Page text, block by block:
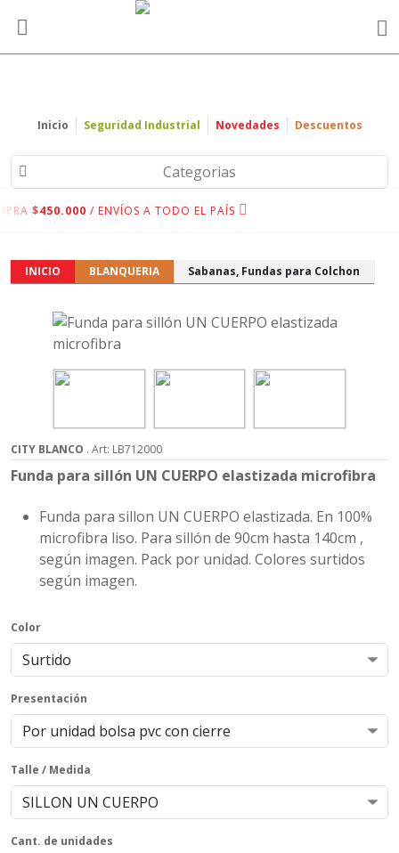
Inicio Seguridad Industrial Novedades Descuentos
Categorias
$450.000 / ENVÍOS A TODO EL PAÍS
INICIO BLANQUERIA Sabanas, Fundas para Colchon
CITY BLANCO . Art: LB712000
Funda para sillón UN CUERPO elastizada microfibra
Funda para sillon UN CUERPO elastizada. En 100%
microfibra liso. Para sillón de 90cm hasta 140cm ,
según imagen. Pack por unidad. Colores surtidos
según imagen.
Color
Presentación
Talle / Medida
Cant. de unidades